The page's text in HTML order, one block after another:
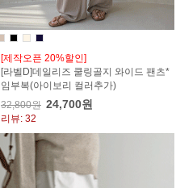
[제작오픈 20%할인]
[라벨D]데일리즈 쿨링골지 와이드 팬츠*
임부복(아이보리 컬러추가)
32,800원 24,700원
리뷰: 32